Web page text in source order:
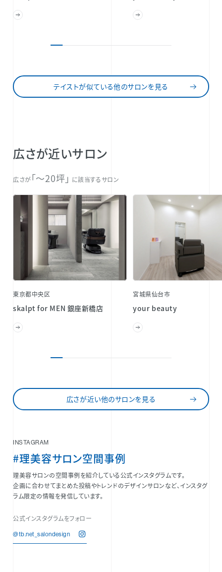
テイストが似ている他のサロンを見る
広さが近いサロン
広さが「〜20坪」 に該当するサロン
東京都中央区
skalpt for MEN 銀座新橋店
宮城県仙台市
your beauty
広さが近い他のサロンを見る
INSTAGRAM
#理美容サロン空間事例
理美容サロンの空間事例を紹介している公式インスタグラムです。
企画に合わせてまとめた投稿やトレンドのデザインサロンなど、インスタグ
ラム限定の情報を発信しています。
公式インスタグラムをフォロー
@tb.net_salondesign